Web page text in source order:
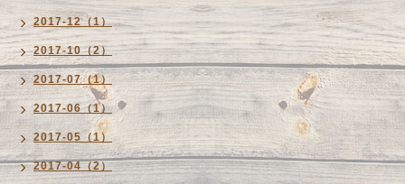
2017-12（1）
2017-10（2）
2017-07（1）
2017-06（1）
2017-05（1）
2017-04（2）